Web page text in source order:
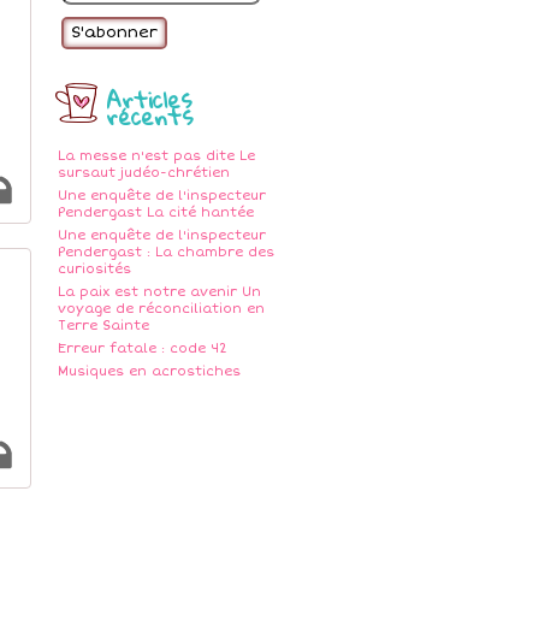
Articles
récents
La messe n'est pas dite Le
sursaut judéo-chrétien
Une enquête de l'inspecteur
Pendergast La cité hantée
Une enquête de l'inspecteur
Pendergast : La chambre des
curiosités
La paix est notre avenir Un
voyage de réconciliation en
Terre Sainte
Erreur fatale : code 42
Musiques en acrostiches